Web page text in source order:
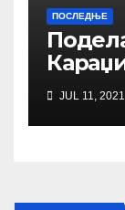
ПОСЛЕДЊЕ
JUL 11, 2021